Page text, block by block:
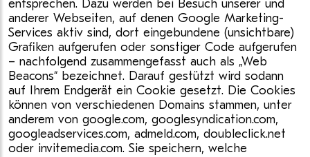
entsprechen. Dazu werden bei Besuch unserer und
anderer Webseiten, auf denen Google Marketing-
Services aktiv sind, dort eingebundene (unsichtbare)
Grafiken aufgerufen oder sonstiger Code aufgerufen
– nachfolgend zusammengefasst auch als „Web
Beacons“ bezeichnet. Darauf gestützt wird sodann
auf Ihrem Endgerät ein Cookie gesetzt. Die Cookies
können von verschiedenen Domains stammen, unter
anderem von google.com, googlesyndication.com,
googleadservices.com, admeld.com, doubleclick.net
oder invitemedia.com. Sie speichern, welche